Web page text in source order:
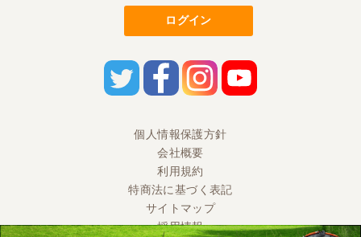
ありがとうございます
岐阜県／横倉林
ありがとうございます
お世話になりました。ありがとうございます
ログイン
個人情報保護方針
会社概要
利用規約
特商法に基づく表記
サイトマップ
採用情報